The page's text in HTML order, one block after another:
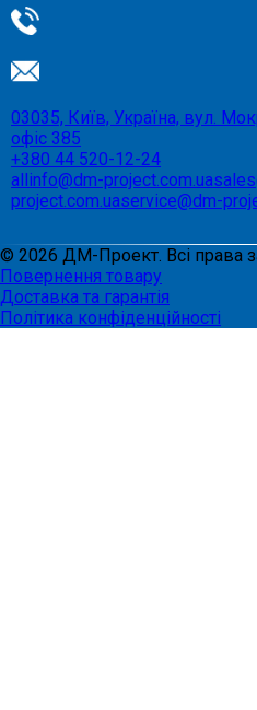
03035, Київ, Україна, вул.
офіс 385
+380 44 520-12-24
allinfo@dm-project.com.ua
project.com.uaservice@dm-
© 2026 ДМ-Проект. Всі права
Повернення товару
Доставка та гарантія
Політика конфіденційності